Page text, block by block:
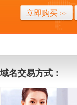
立即购买 >>
域名交易方式：